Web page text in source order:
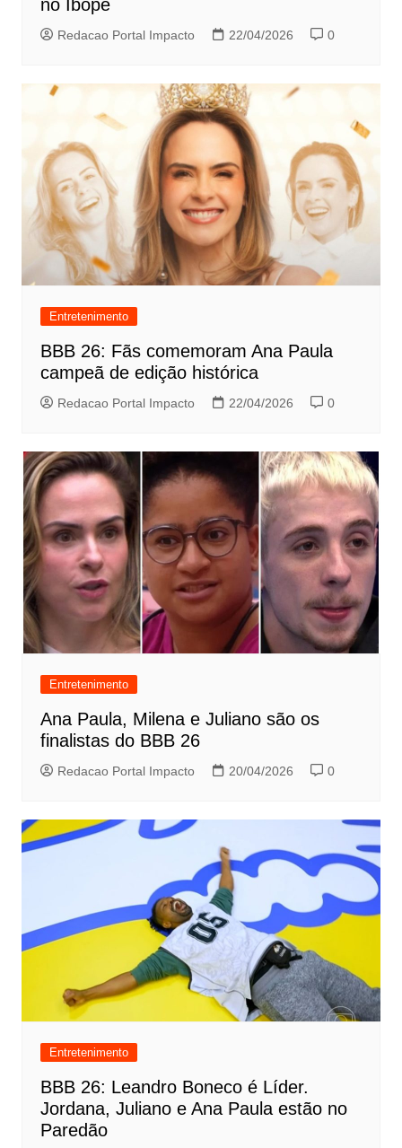
no Ibope
Redacao Portal Impacto 22/04/2026 0
Entretenimento
BBB 26: Fãs comemoram Ana Paula
campeã de edição histórica
Redacao Portal Impacto 22/04/2026 0
Entretenimento
Ana Paula, Milena e Juliano são os
finalistas do BBB 26
Redacao Portal Impacto 20/04/2026 0
Entretenimento
BBB 26: Leandro Boneco é Líder.
Jordana, Juliano e Ana Paula estão no
Paredão